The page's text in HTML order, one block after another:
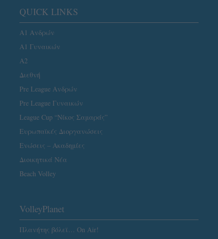
QUICK LINKS
Α1 Ανδρών
Α1 Γυναικών
A2
Διεθνή
Pre League Ανδρών
Pre League Γυναικών
League Cup “Νίκος Σαμαράς”
Ευρωπαϊκές Διοργανώσεις
Ενώσεις – Ακαδημίες
Διοικητικά Νέα
Beach Volley
VolleyPlanet
Πλανήτης βόλεϊ… On Air!